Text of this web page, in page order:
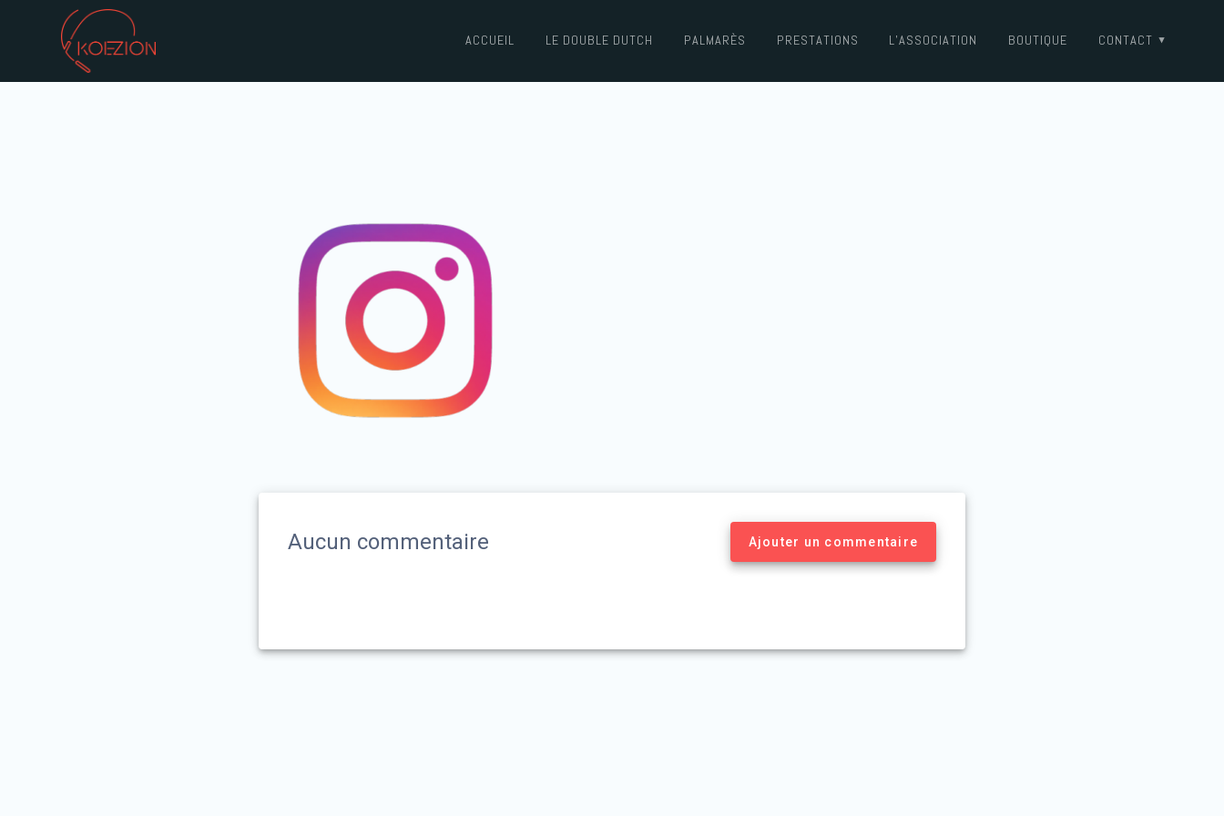
ACCUEIL LE DOUBLE DUTCH PALMARÈS PRESTATIONS L’ASSOCIATION BOUTIQUE CONTACT
Aucun commentaire Ajouter un commentaire